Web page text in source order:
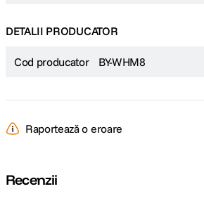
DETALII PRODUCATOR
Cod producator BY-WHM8
Raportează o eroare
Recenzii